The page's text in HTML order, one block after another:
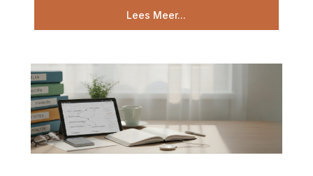
Lees Meer...